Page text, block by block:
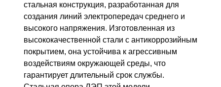
стальная конструкция, разработанная для
создания линий электропередач среднего и
высокого напряжения. Изготовленная из
высококачественной стали с антикоррозийным
покрытием, она устойчива к агрессивным
воздействиям окружающей среды, что
гарантирует длительный срок службы.